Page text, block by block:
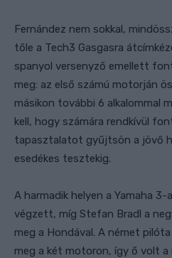
Fernández nem sokkal,
tőle a Tech3 Gasgasra
spanyol versenyző emellett
meg: az első számú motorján
másikon további 6 alkalommal
kell, hogy számára rendkívül
tapasztalatot gyűjtsön a jövő
esedékes tesztekig.
A harmadik helyen a Yamaha
végzett, míg Stefan Bradl a
meg a Hondával. A német
meg a két motoron, így ő volt a